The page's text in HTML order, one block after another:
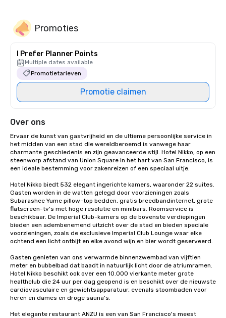
Promoties
I Prefer Planner Points
Multiple dates available
Promotietarieven
Promotie claimen
Over ons
Ervaar de kunst van gastvrijheid en de ultieme persoonlijke service in
het midden van een stad die wereldberoemd is vanwege haar
charmante geschiedenis en zijn geavanceerde stijl. Hotel Nikko, op een
steenworp afstand van Union Square in het hart van San Francisco, is
een ideale bestemming voor zakenreizen of een speciaal uitje.
Hotel Nikko biedt 532 elegant ingerichte kamers, waaronder 22 suites.
Gasten worden in de watten gelegd door voorzieningen zoals
Subarashee Yume pillow-top bedden, gratis breedbandinternet, grote
flatscreen-tv's met hoge resolutie en minibars. Roomservice is
beschikbaar. De Imperial Club-kamers op de bovenste verdiepingen
bieden een adembenemend uitzicht over de stad en bieden speciale
voorzieningen, zoals de exclusieve Imperial Club Lounge waar elke
ochtend een licht ontbijt en elke avond wijn en bier wordt geserveerd.
Gasten genieten van ons verwarmde binnenzwembad van vijftien
meter en bubbelbad dat baadt in natuurlijk licht door de atriumramen.
Hotel Nikko beschikt ook over een 10.000 vierkante meter grote
healthclub die 24 uur per dag geopend is en beschikt over de nieuwste
cardiovasculaire en gewichtsapparatuur, evenals stoombaden voor
heren en dames en droge sauna's.
Het elegante restaurant ANZU is een van San Francisco's meest